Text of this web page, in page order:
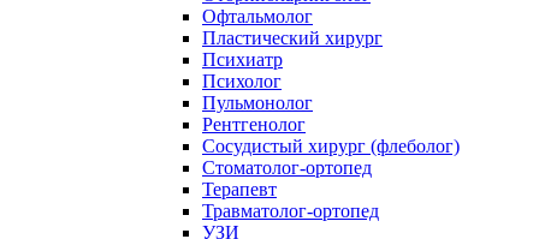
Офтальмолог
Пластический хирург
Психиатр
Психолог
Пульмонолог
Рентгенолог
Сосудистый хирург (флеболог)
Стоматолог-ортопед
Терапевт
Травматолог-ортопед
УЗИ